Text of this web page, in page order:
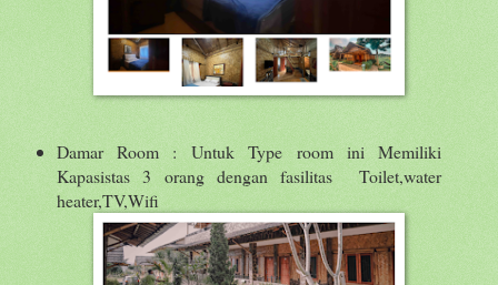
Damar Room : Untuk Type room ini Memiliki
Kapasistas 3 orang dengan fasilitas Toilet,water
heater,TV,Wifi